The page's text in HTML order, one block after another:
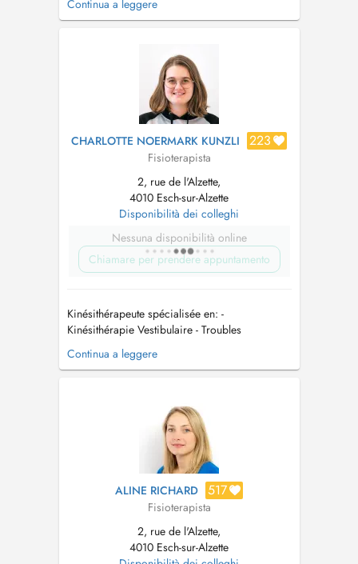
mobilité et autonomie. * Drainage lymphatique
prise en charge) * Prise ...
Continua a leggere
CHARLOTTE NOERMARK KUNZLI 223
Fisioterapista
2, rue de l'Alzette,
4010 Esch-sur-Alzette
Disponibilità dei colleghi
Nessuna disponibilità online
Chiamare per prendere appuntamento
Kinésithérapeute spécialisée en: -
Kinésithérapie Vestibulaire - Troubles
Musculosquelettiques (dos, genou, hanche etc.)
- Kinésithérapie pré-opératoire du genou, de la
instructions à la marche avec des b...
Continua a leggere
ALINE RICHARD 517
Fisioterapista
2, rue de l'Alzette,
4010 Esch-sur-Alzette